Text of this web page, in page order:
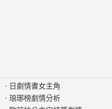
· 日劇情書女主角
· 琅琊榜劇情分析